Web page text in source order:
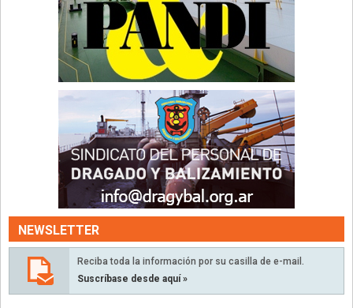
NEWSLETTER
Reciba toda la información por su casilla de e-mail.
Suscríbase desde aquí »